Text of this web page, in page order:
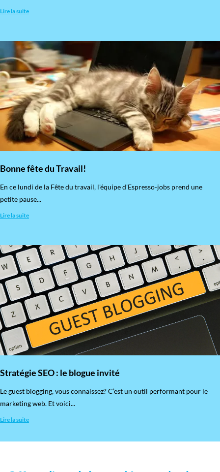
Lire la suite
Bonne fête du Travail!
En ce lundi de la Fête du travail, l'équipe d'Espresso-jobs prend une
petite pause...
Lire la suite
Stratégie SEO : le blogue invité
​Le guest blogging, vous connaissez? C’est un outil performant pour le
marketing web. Et voici...
Lire la suite